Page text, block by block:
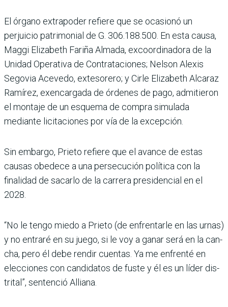
El órgano extrapoder refiere que se ocasionó un
perjuicio patrimonial de G. 306.188.500. En esta causa,
Maggi Elizabeth Fariña Almada, excoordi­nadora de la
Unidad Opera­tiva de Contrataciones; Nel­son Alexis
Segovia Acevedo, extesorero; y Cirle Eliza­beth Alcaraz
Ramírez, exen­cargada de órdenes de pago, admitieron
el montaje de un esquema de compra simu­lada
mediante licitaciones por vía de la excepción.
Sin embargo, Prieto refiere que el avance de estas
causas obedece a una persecución política con la
finalidad de sacarlo de la carrera presi­dencial en el
2028.
“No le tengo miedo a Prieto (de enfrentarle en las urnas)
y no entraré en su juego, si le voy a ganar será en la can­
cha, pero él debe rendir cuentas. Ya me enfrenté en
elecciones con candidatos de fuste y él es un líder dis­
trital”, sentenció Alliana.